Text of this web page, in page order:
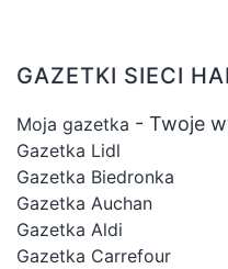
GAZETKI SIECI
Moja gazetka - Twoje
Gazetka Lidl
Gazetka Biedronka
Gazetka Auchan
Gazetka Aldi
Gazetka Carrefour